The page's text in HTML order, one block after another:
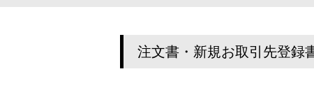
注文書・新規お取引先登録